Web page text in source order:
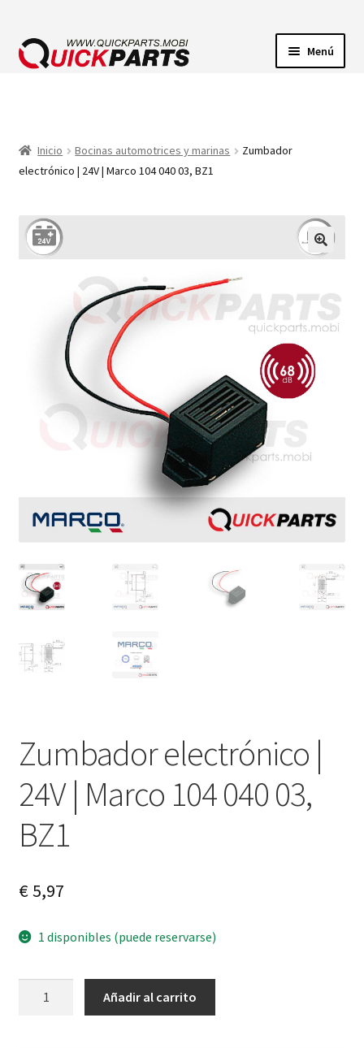
Menú
CLAXONES
Inicio Bocinas automotrices y marinas
Zumbador
electrónico | 24V | Marco 104 040 03, BZ1
Zumbador electrónico |
24V | Marco 104 040 03,
BZ1
€5,97
1 disponibles (puede reservarse)
Añadir al carrito